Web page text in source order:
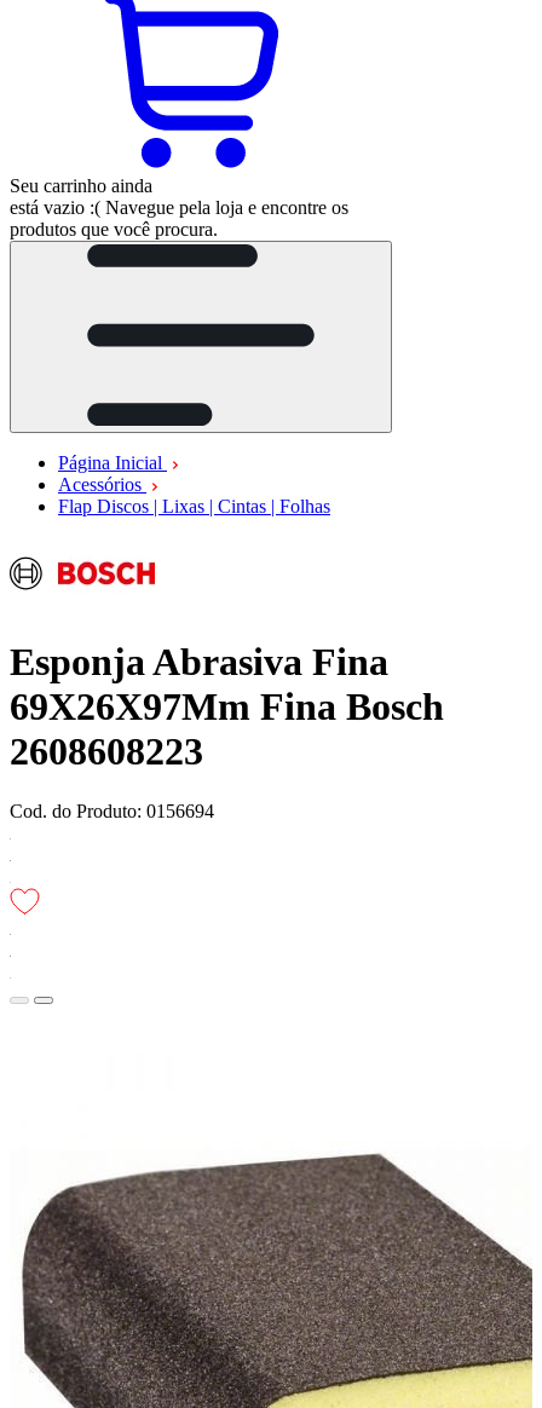
Seu carrinho ainda
está vazio :( Navegue pela loja e encontre os
produtos que você procura.
Página Inicial
Acessórios
Flap Discos | Lixas | Cintas | Folhas
Esponja Abrasiva Fina
69X26X97Mm Fina Bosch
2608608223
Cod. do Produto: 0156694